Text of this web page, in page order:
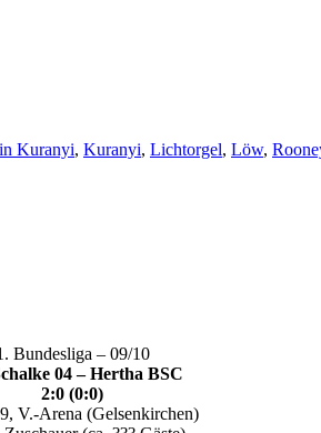
Kuranyi, Kuranyi, Lichtorgel, Löw,
Bundesliga – 09/10
04 – Hertha BSC
2:0 (0:0)
V.-Arena (Gelsenkirchen)